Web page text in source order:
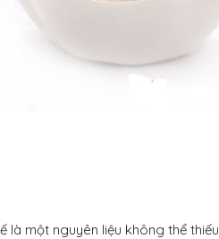
là một nguyên liệu không thể thiếu